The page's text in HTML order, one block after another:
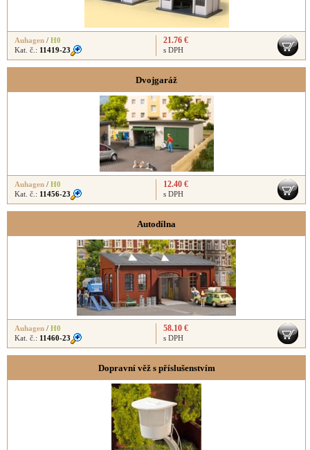
Auhagen / H0
Kat. č.: 11419-23
21.76 €
s DPH
Dvojgaráž
Auhagen / H0
Kat. č.: 11456-23
12.40 €
s DPH
Autodílna
Auhagen / H0
Kat. č.: 11460-23
58.10 €
s DPH
Dopravní věž s příslušenstvím